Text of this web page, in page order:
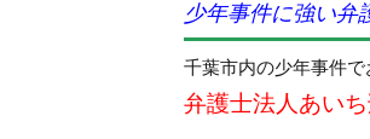
少年事件に強い弁
千葉市内の少年事件
弁護士法人あい